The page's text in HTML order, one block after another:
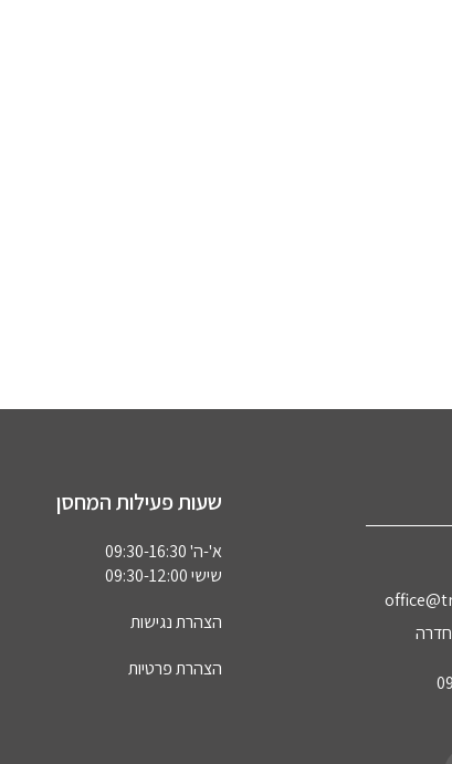
שעות פעילות המחסן
א'-ה' 09:30-16:30
שישי 09:30-12:00
הצהרת נגישות
הצהרת פרטיות